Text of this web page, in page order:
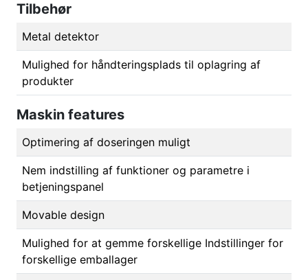
Tilbehør
Metal detektor
Mulighed for håndteringsplads til oplagring af
produkter
Maskin features
Optimering af doseringen muligt
Nem indstilling af funktioner og parametre i
betjeningspanel
Movable design
Mulighed for at gemme forskellige Indstillinger for
forskellige emballager